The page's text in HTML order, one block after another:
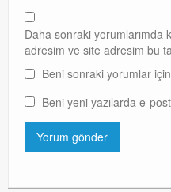
Daha sonraki yorumlarımda
adresim ve site adresim bu
Beni sonraki yorumlar
Beni yeni yazılarda e-